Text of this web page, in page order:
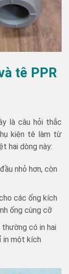
tê PPR
là câu hỏi thắc
kiện tê làm từ
hai dòng này:
nhỏ hơn, còn
các ống kích
ống cùng cỡ
có in hai
in một kích